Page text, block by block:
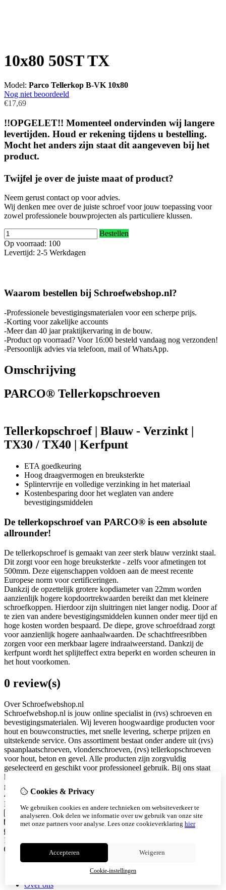
10x80 50ST TX
Model: Parco Tellerkop B-VK 10x80
Nog niet beoordeeld
€17,69
!!OPGELET!! Momenteel ondervinden wij langere
levertijden. Houd er rekening tijdens u bestelling.
Mocht het anders zijn staat dit aangeveven bij het
product.
Twijfel je over de juiste maat of product?
Neem gerust contact op voor advies.
Wij denken mee over de juiste schroef voor jouw toepassing voor
zowel professionele bouwprojecten als particuliere klussen.
Bestellen
Op voorraad: 100
Levertijd: 2-5 Werkdagen
Waarom bestellen bij Schroefwebshop.nl?
-Professionele bevestigingsmaterialen voor een scherpe prijs.
-Korting voor zakelijke accounts
-Meer dan 40 jaar praktijkervaring in de bouw.
-Product op voorraad? Voor 16:00 besteld vandaag nog verzonden!
-Persoonlijk advies via telefoon, mail of WhatsApp.
Omschrijving
PARCO® Tellerkopschroeven
Tellerkopschroef | Blauw - Verzinkt |
TX30 / TX40 | Kerfpunt
ETA goedkeuring
Hoog draagvermogen en breuksterkte
Splintervrije en volledige verzinking in het materiaal
Kostenbesparing door het weglaten van andere
bevestigingsmiddelen
De tellerkopschroef van PARCO® is een absolute
allrounder!
De tellerkopschroef is gemaakt van zeer sterk blauw verzinkt staal.
Dit zorgt voor een hoge breuksterkte - zelfs voor afmetingen tot
500mm. Deze eigenschappen voldoen aan de meest recente
Europese norm voor certificeringen.
Dankzij de opzettelijk grotere kopdiameter van 22mm worden
aanzienlijk hogere kopdoortrekwaarden bereikt dan met kleinere
schroefkoppen. Hierdoor zijn sluitringen niet langer nodig. Door af
te zien van andere bevestigingsmiddelen kunnen onder meer tijd en
hoge kosten worden bespaard. De diepe, grove schroefdraad zorgt
voor aanzienlijk hogere aanhaalwaarden. De schachtfreesribben
zorgen voor een merkbaar lagere indraaiweerstand. Dankzij de
kerfpunt wordt het splijteffect extra beperkt en worden scheuren in
het hout voorkomen.
0 review(s)
Over Schroefwebshop.nl
Schroefwebshop.nl is jouw online specialist in (rvs) schroeven en
bevestigingsmaterialen. Wij leveren hoogwaardige producten voor
hout en bouwconstructies, met snelle levering, scherpe prijzen en
uitstekende service. Ons assortiment bestaat onder andere uit (rvs)
spaanplaatschroeven, vlonderschroeven, (rvs) tellerkopschroeven
voor hout, beton en gevel. Alle producten zijn zorgvuldig
geselecteerd en geschikt voor professioneel gebruik. Bij ons staat
kwaliteit en klanttevredenheid centraal. Snel geleverd. Eerlijk
geprijsd. Betrouwbaar bevestigd. KVK: 94053340 Snijderstraat 2a
4255HS Nieuwendijk
Neem contact met ons op
Telefoon0615628101
info@schroefwebshop.nl
Instagram
Algemene voorwaarden
Over ons
Cookies & Privacy
We gebruiken cookies en andere technieken om websiteverkeer te
analyseren. Ook delen we informatie over uw gebruik van onze site
met onze partners voor analyse. Lees onze cookieverklaring hier
Accepteren Weigeren
Cookie-instellingen